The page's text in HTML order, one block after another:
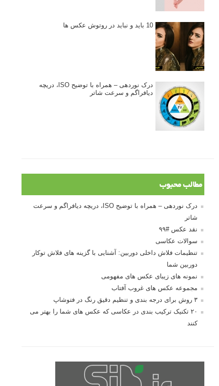
10 باید و نباید در روتوش عکس ها
درک نوردهی – همراه با توضیح ISO، دریچه
دیافراگم و سرعت شاتر
مطالب محبوب
درک نوردهی – همراه با توضیح ISO، دریچه دیافراگم و سرعت
شاتر
نقد عکس #۹۹
سوالات عکاسی
تنظیمات فلاش داخلی دوربین: آشنایی با گزینه های فلاش توکار
دوربین شما
نمونه های زیبای عکس های مفهومی
مجموعه عکس های غروب آفتاب
۳ روش برای درجه بندی و تنظیم دقیق رنگ در فتوشاپ
۲۰ تکنیک ترکیب بندی در عکاسی که عکس های شما را بهتر می
کنند